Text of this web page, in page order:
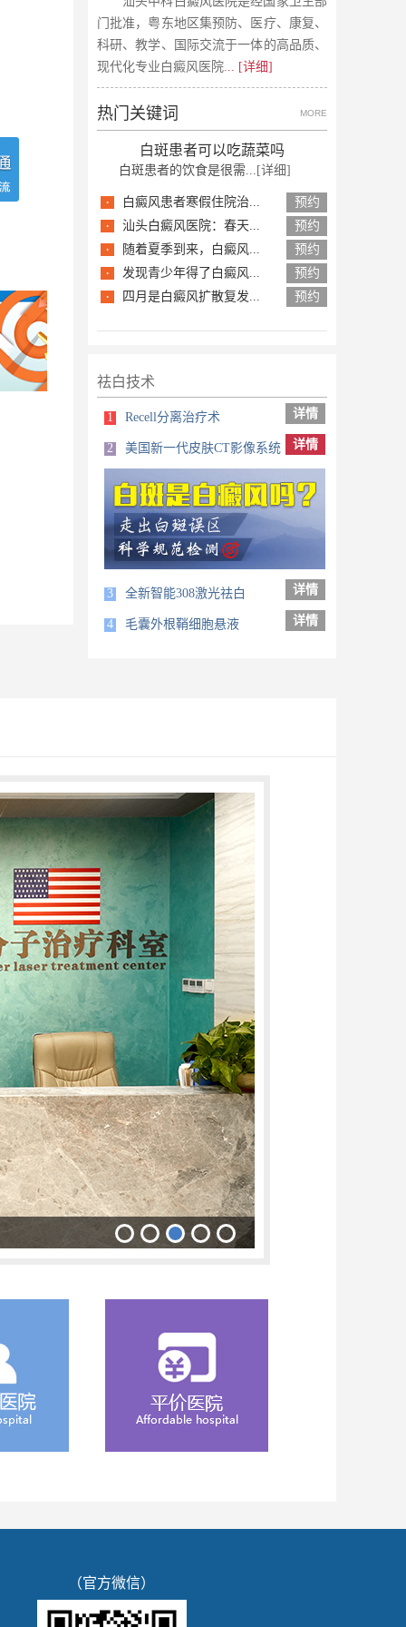
门批准，粤东地区集预防、医疗、康复、
科研、教学、国际交流于一体的高品质、
现代化专业白癜风医院... [详细]
热门关键词 MORE
白斑患者可以吃蔬菜吗
白斑患者的饮食是很需... [详细]
· 白癜风患者寒假住院治... 预约
· 汕头白癜风医院：春天... 预约
· 随着夏季到来，白癜风... 预约
· 发现青少年得了白癜风... 预约
· 四月是白癜风扩散复发... 预约
祛白技术
1 Recell分离治疗术 详情
2 美国新一代皮肤CT影像系统 详情
全新智能308激光祛白
4 毛囊外根鞘细胞悬液 详情
（官方微信）